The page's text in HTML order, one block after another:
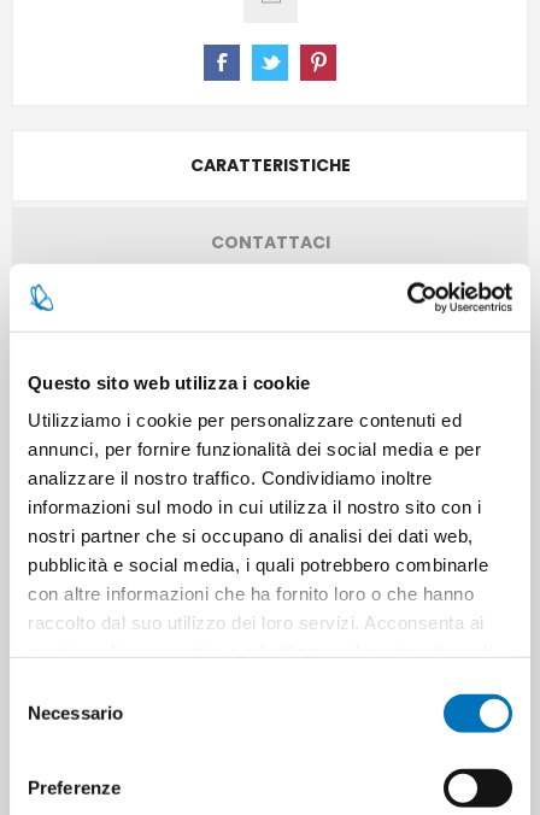
Questo sito web utilizza i cookie
Utilizziamo i cookie per personalizzare contenuti ed
annunci, per fornire funzionalità dei social media e per
analizzare il nostro traffico. Condividiamo inoltre
informazioni sul modo in cui utilizza il nostro sito con i
nostri partner che si occupano di analisi dei dati web,
pubblicità e social media, i quali potrebbero combinarle
con altre informazioni che ha fornito loro o che hanno
raccolto dal suo utilizzo dei loro servizi. Acconsenta ai
delNecessario
Preferenze
CARATTERISTICHE
CONTATTACI
Cartoni per pallet
Cartoni per strato 26
Minimo di vendita 6
HANNO ACQUISTATO ANCHE